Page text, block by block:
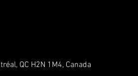
QC H2N 1M4, Canada